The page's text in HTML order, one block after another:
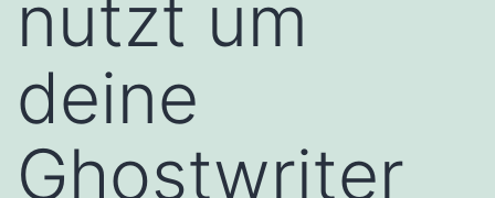
nutzt um
deine
Ghostwriter